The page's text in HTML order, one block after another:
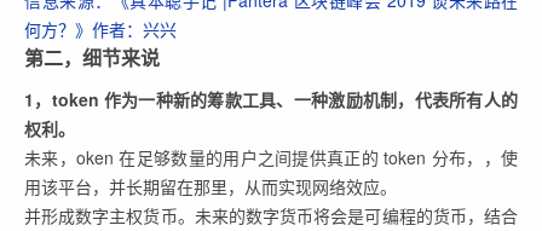
何方？》作者：兴兴
第二，细节来说
1，token 作为一种新的筹款工具、一种激励机制，代表所有人的
权利。
未来，oken 在足够数量的用户之间提供真正的 token 分布，，使
用该平台，并长期留在那里，从而实现网络效应。
并形成数字主权货币。未来的数字货币将会是可编程的货币，结合